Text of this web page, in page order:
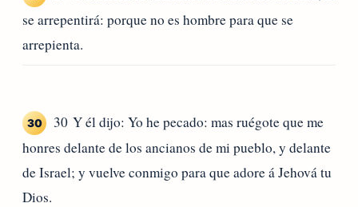
se arrepentirá: porque no es hombre para que se
arrepienta.
30
30 Y él dijo: Yo he pecado: mas ruégote que me
honres delante de los ancianos de mi pueblo, y delante
de Israel; y vuelve conmigo para que adore á Jehová tu
Dios.